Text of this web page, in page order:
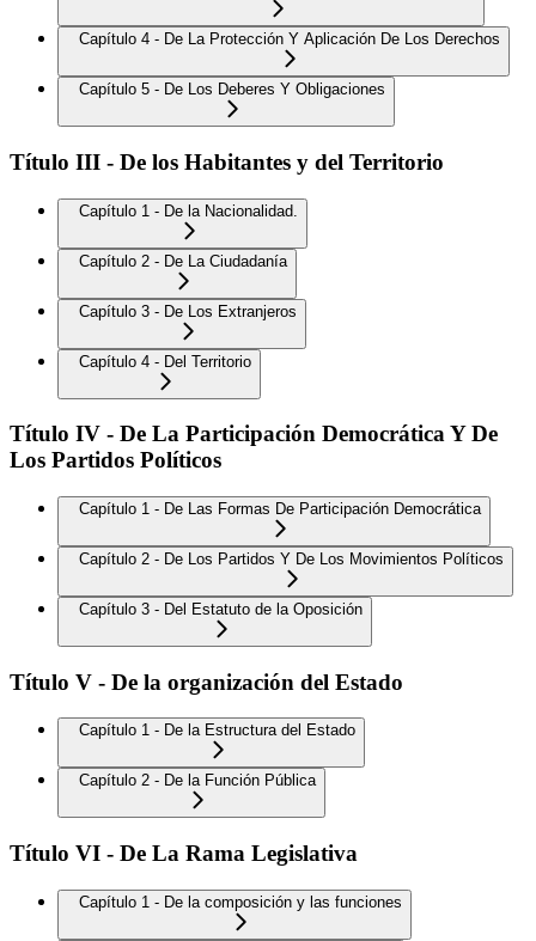
Capítulo 4 - De La Protección Y Aplicación De Los Derechos
Capítulo 5 - De Los Deberes Y Obligaciones
Título III - De los Habitantes y del Territorio
Capítulo 1 - De la Nacionalidad.
Capítulo 2 - De La Ciudadanía
Capítulo 3 - De Los Extranjeros
Capítulo 4 - Del Territorio
Título IV - De La Participación Democrática Y De
Los Partidos Políticos
Capítulo 1 - De Las Formas De Participación Democrática
Capítulo 2 - De Los Partidos Y De Los Movimientos Políticos
Capítulo 3 - Del Estatuto de la Oposición
Título V - De la organización del Estado
Capítulo 1 - De la Estructura del Estado
Capítulo 2 - De la Función Pública
Título VI - De La Rama Legislativa
Capítulo 1 - De la composición y las funciones